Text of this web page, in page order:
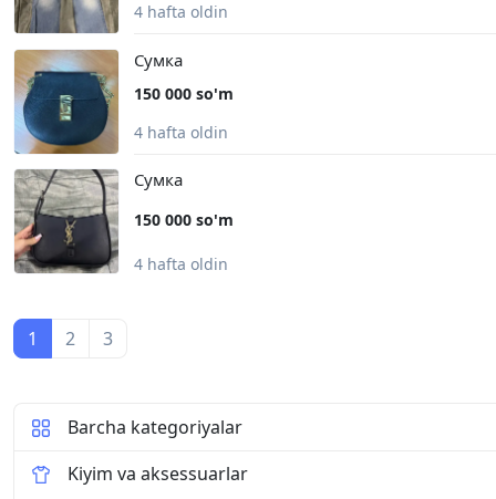
4 hafta oldin
Сумка
150 000 so'm
4 hafta oldin
Сумка
150 000 so'm
4 hafta oldin
1 2 3
Barcha kategoriyalar
Kiyim va aksessuarlar